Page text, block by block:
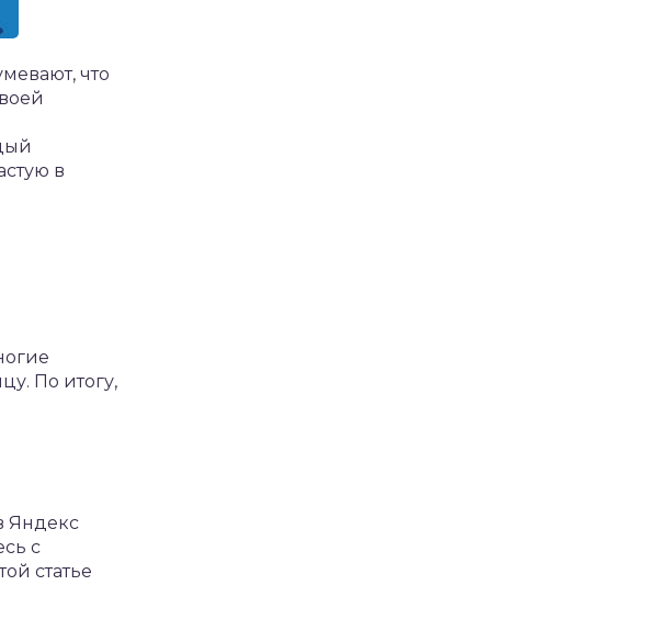
что
в
По итогу,
Яндекс
с
статье